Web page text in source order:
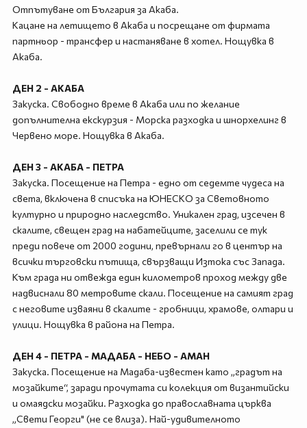
Отпътуване от България за Акаба.
Кацане на летището в Акаба и посрещане от фирмата
партньор - трансфер и настаняване в хотел. Нощувка в
Акаба.
ДЕН 2 - АКАБА
Закуска. Свободно време в Акаба или по желание
допълнителна екскурзия - Морска разходка и шнорхелинг в
Червено море. Нощувка в Акаба.
ДЕН 3 - АКАБА - ПЕТРА
Закуска. Посещение на Петра - едно от седемте чудеса на
света, включена в списъка на ЮНЕСКО за Световното
културно и природно наследство. Уникален град, изсечен в
скалите, свещен град на набатейците, заселили се тук
преди повече от 2000 години, превърнали го в център на
всички търговски пътища, свързващи Изтока със Запада.
Към града ни отвежда един километров проход между две
надвиснали 80 метровите скали. Посещение на самият град
с неговите изваяни в скалите - гробници, храмове, олтари и
улици. Нощувка в района на Петра.
ДЕН 4 - ПЕТРА - МАДАБА - НЕБО - АМАН
Закуска. Посещение на Мадаба-известен като „градът на
мозайките“, заради прочутата си колекция от византийски
и омаядски мозайки. Разходка до православната църква
„Свети Георги" (не се влиза). Най-удивителното